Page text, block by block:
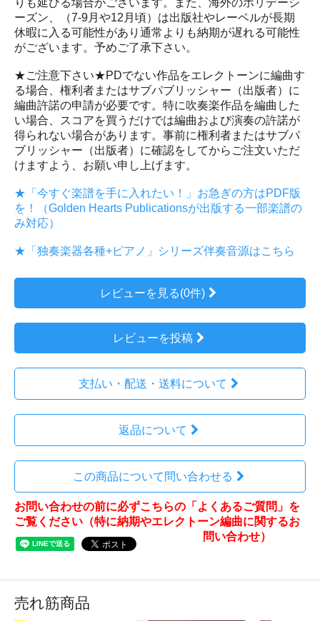
ーズン、（7-9月や12月頃）は出版社やレーベルが長期
休暇に入る可能性があり通常よりも納期が遅れる可能性
がございます。予めご了承下さい。
★ご注意下さい★PDでない作品をエレクトーンに編曲す
る場合、権利者またはサブパブリッシャー（出版者）に
編曲許諾の申請が必要です。特に吹奏楽作品を編曲した
い場合、スコアを買うだけでは編曲および演奏の許諾が
得られない場合があります。事前に権利者またはサブパ
ブリッシャー（出版者）に確認をしてからご注文いただ
けますよう、お願い申し上げます。
★「今すぐ楽譜を手に入れたい！」お急ぎの方はPDF版
を！（Golden Hearts Publicationsが出版する一部楽譜の
み対応）
★「独奏楽器各種+ピアノ」シリーズ伴奏音源はこちら
レビューを見る(0件)
レビューを投稿
支払い・配送・送料について
返品について
この商品について問い合わせる
お問い合わせの前に必ずこちらの「よくあるご質問」を
ご覧ください（特に納期やエレクトーン編曲に関するお
問い合わせ）
売れ筋商品